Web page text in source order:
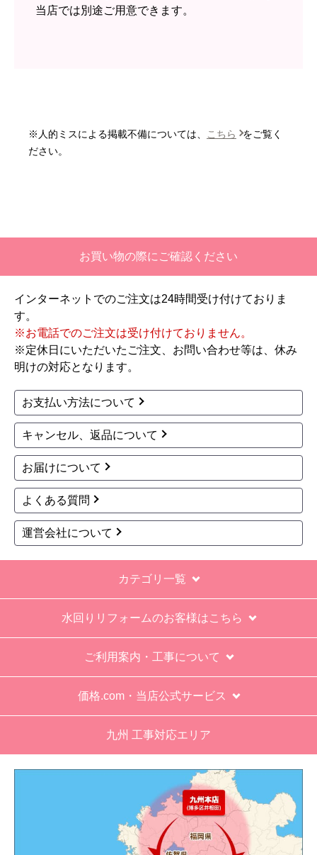
予定の期日までに商品が届きましたか？
【注文からどのくらいで届きましたか？】
二週間ほどです。
【その他感想・コメント】
１．５点は、少々工事が雑。
過去の業者で一番最低。良かった点は、ただ一
つ、愛想が良かったこと。
なにかも分からない。少々不安である。
工事後は、初期設定や取り扱いの説明もなく、慌
てて引き上げる感じ。
保障期間の説明もHPとは違った。８年保証にして
いるがメーカー保証が３年追加になり１１年と説
明があった。HPにはメーカー保証期間も８年に含
むとなっていたが、どちらが正しいか分からな
が悪かったが室外機の荷揚げを手伝った。もし、
客先が高齢の女性だったらどうしたのか疑問。
エアコン専門の担当べつにもう一人来て欲しかっ
た。
メールだとは知らず、確認できなかった。
エアコンが２００V対応型だが、同じ２００Vでも
業務用なのでコンセントの形状が違い、途中で工
事業者が買いに行く始末。注文時に形状の確認も
当店では別途ご用意できます。
※人的ミスによる掲載不備については、 こちら
をご覧く
ださい。
お買い物の際にご確認ください
インターネットでのご注文は24時間受け付けておりま
す。
※お電話でのご注文は受け付けておりません。
※定休日にいただいたご注文、お問い合わせ等は、休み
明けの対応となります。
お支払い方法について
キャンセル、返品について
お届けについて
よくある質問
運営会社について
カテゴリ一覧
水回りリフォームのお客様はこちら
ご利用案内・工事について
価格.com・当店公式サービス
九州 工事対応エリア